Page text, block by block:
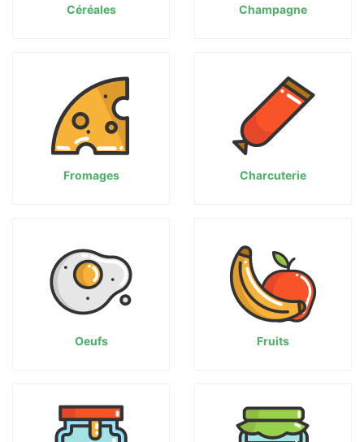
Céréales Champagne
Fromages Charcuterie
Oeufs Fruits